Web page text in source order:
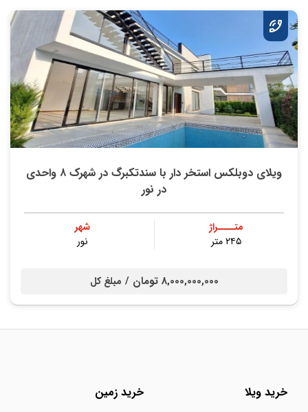
ویلای دوبلکس استخر دار با سندتکبرگ در شهرک ۸ واحدی
در نور
متــــراژ
۲۴۵ متر
شهر
نور
8,000,000,000 تومان / مبلغ کل
خرید ویلا خرید زمین